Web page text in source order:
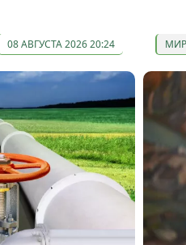
08 АВГУСТА 2026 20:24 МИР